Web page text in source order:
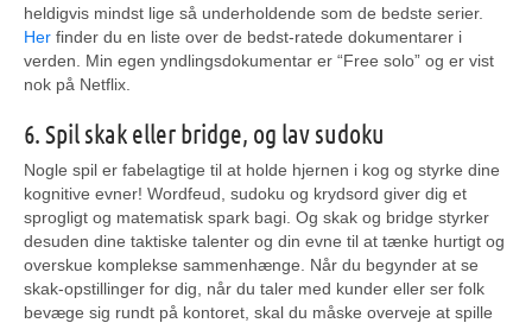
heldigvis mindst lige så underholdende som de bedste serier.
Her finder du en liste over de bedst-ratede dokumentarer i
verden. Min egen yndlingsdokumentar er “Free solo” og er vist
nok på Netflix.
6. Spil skak eller bridge, og lav sudoku
Nogle spil er fabelagtige til at holde hjernen i kog og styrke dine
kognitive evner! Wordfeud, sudoku og krydsord giver dig et
sprogligt og matematisk spark bagi. Og skak og bridge styrker
desuden dine taktiske talenter og din evne til at tænke hurtigt og
overskue komplekse sammenhænge. Når du begynder at se
skak-opstillinger for dig, når du taler med kunder eller ser folk
bevæge sig rundt på kontoret, skal du måske overveje at spille